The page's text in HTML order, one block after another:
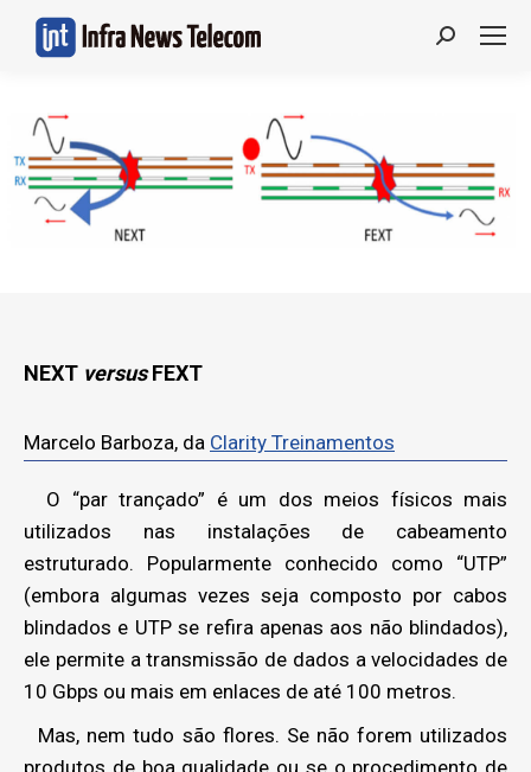
Search:
NEXT versusFEXT
Marcelo Barboza, da Clarity Treinamentos
O “par trançado” é um dos meios físicos mais
utilizados nas instalações de cabeamento
estruturado. Popularmente conhecido como “UTP”
(embora algumas vezes seja composto por cabos
blindados e UTP se refira apenas aos não blindados),
ele permite a transmissão de dados a velocidades de
10 Gbps ou mais em enlaces de até 100 metros.
Mas, nem tudo são flores. Se não forem utilizados
produtos de boa qualidade ou se o procedimento de